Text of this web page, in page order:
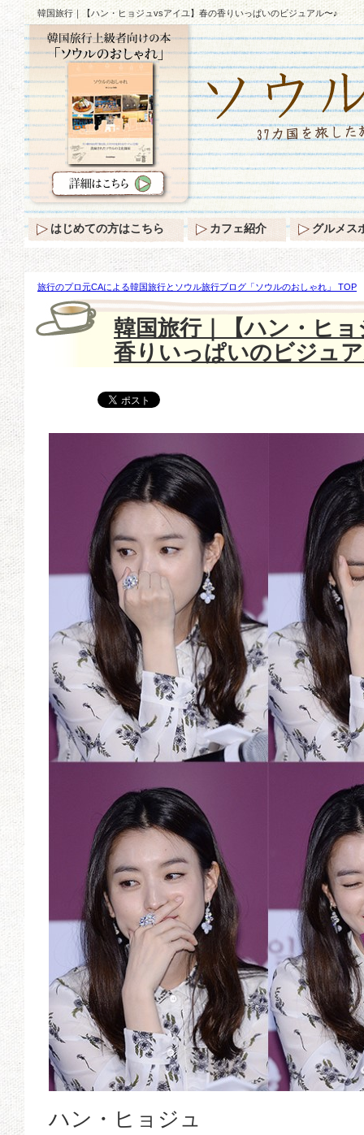
韓国旅行｜【ハン・ヒョジュvsアイユ】春の香りいっぱいのビジュアル〜♪
旅行のプロ元CAによる韓国旅行とソウル旅行ブログ「ソウルのおしゃれ」 TOP
ヒョジュvsアイユ】春の香りいっぱいのビジュアル〜♪
韓国旅行｜【ハン・ヒ
香りいっぱいのビジュ
ハン・ヒョジュ
はじめての方はこちら カフェ紹介 グルメス